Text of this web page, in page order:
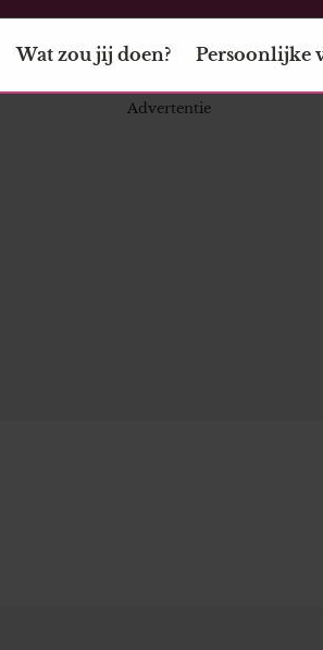
Wat zou jij doen? Persoonlijke